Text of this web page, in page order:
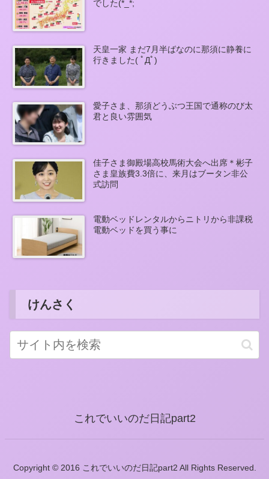
でした(*_*;
天皇一家 まだ7月半ばなのに那須に静養に
行きました( ﾟДﾟ)
愛子さま、那須どうぶつ王国で通称のび太
君と良い雰囲気
佳子さま御殿場高校馬術大会へ出席＊彬子
さま皇族費3.3倍に、来月はブータン非公
式訪問
電動ベッドレンタルからニトリから非課税
電動ベッドを買う事に
けんさく
これでいいのだ日記part2
Copyright © 2016 これでいいのだ日記part2 All Rights Reserved.